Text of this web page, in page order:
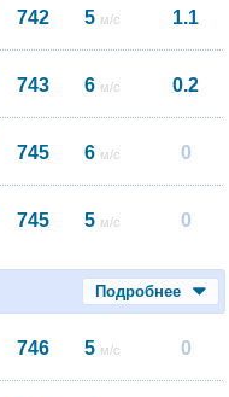
742 5 м/с 1.1
743 6 м/с 0.2
745 6 м/с 0
745 5 м/с 0
Подробнее
746 5 м/с 0